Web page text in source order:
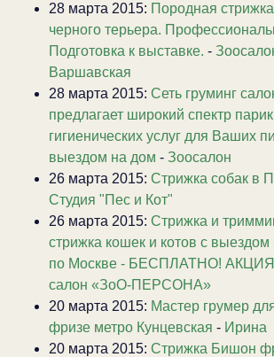
28 марта 2015: Породная
черного терьера.
Подготовка к выставке. -
Варшавская
28 марта 2015: Сеть груминг
предлагает широкий спектр
гигиенических услуг для Ваших
выездом на дом - Зоосалон
26 марта 2015: Стрижка собак
Студия "Пес и Кот"
26 марта 2015: Стрижка и
стрижка кошек и котов с
по Москве - БЕСПЛАТНО!
салон «ЗоО-ПЕРСОНА»
20 марта 2015: Мастер грумер
фризе метро Кунцевская - Ирина
20 марта 2015: Стрижка Бишон